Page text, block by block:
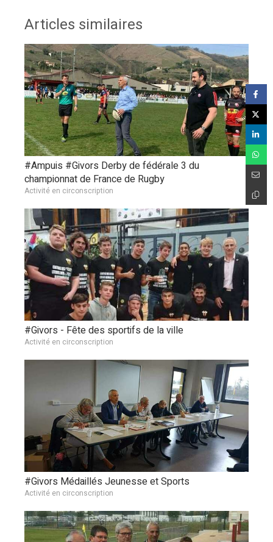
Articles similaires
#Ampuis #Givors Derby de fédérale 3 du
championnat de France de Rugby
Activité en circonscription
#Givors - Fête des sportifs de la ville
Activité en circonscription
#Givors Médaillés Jeunesse et Sports
Activité en circonscription